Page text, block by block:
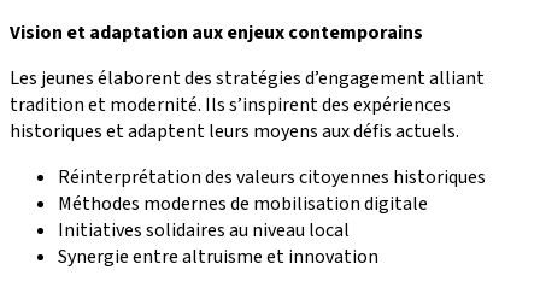
Vision et adaptation aux enjeux contemporains
Les jeunes élaborent des stratégies d’engagement alliant
tradition et modernité. Ils s’inspirent des expériences
historiques et adaptent leurs moyens aux défis actuels.
Réinterprétation des valeurs citoyennes historiques
Méthodes modernes de mobilisation digitale
Initiatives solidaires au niveau local
Synergie entre altruisme et innovation